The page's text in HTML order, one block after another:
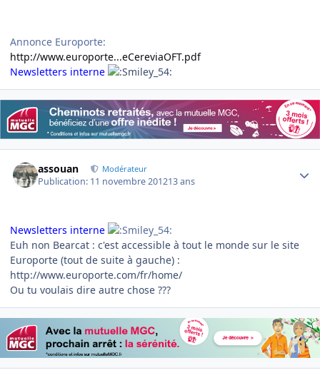
Annonce Europorte:
http://www.europorte...eCereviaOFT.pdf
Newsletters interne
assouan Modérateur
Publication: 11 novembre 201213 ans
Newsletters interne
Euh non Bearcat : c'est accessible à tout le monde sur le site
Europorte (tout de suite à gauche) :
http://www.europorte.com/fr/home/
Ou tu voulais dire autre chose ???